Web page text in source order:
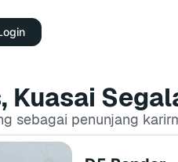
Kuasai
sebagai penunjang